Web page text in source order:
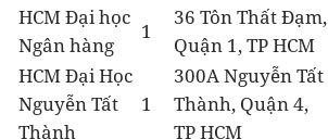
HCM Đại học
Ngân hàng
1
36 Tôn Thất Đạm,
Quận 1, TP HCM
HCM Đại Học
Nguyễn Tất
Thành
1
300A Nguyễn Tất
Thành, Quận 4,
TP HCM